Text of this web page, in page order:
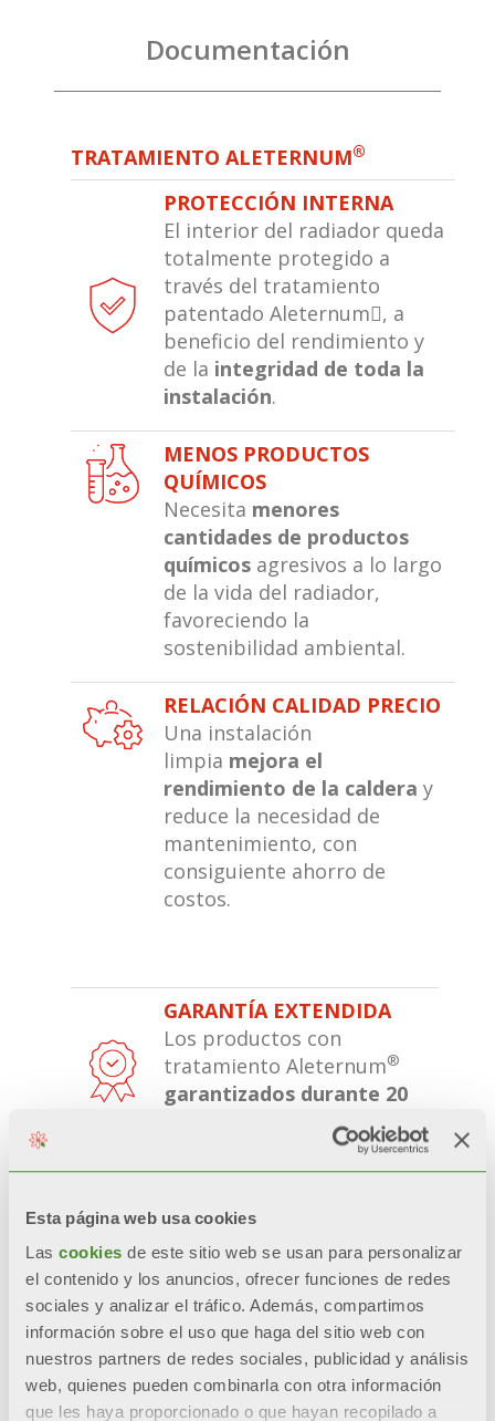
Esta página web usa cookies
Las cookies de este sitio web se usan para personalizar
el contenido y los anuncios, ofrecer funciones de redes
sociales y analizar el tráfico. Además, compartimos
información sobre el uso que haga del sitio web con
nuestros partners de redes sociales, publicidad y análisis
web, quienes pueden combinarla con otra información
que les haya proporcionado o que hayan recopilado a
Documentación
TRATAMIENTO ALETERNUM®
PROTECCIÓN INTERNA
El interior del radiador queda
totalmente protegido a
través del tratamiento
patentado Aleternum, a
beneficio del rendimiento y
de la integridad de toda la
instalación.
MENOS PRODUCTOS
QUÍMICOS
Necesita menores
cantidades de productos
químicos agresivos a lo largo
de la vida del radiador,
favoreciendo la
sostenibilidad ambiental.
RELACIÓN CALIDAD PRECIO
Una instalación
limpia mejora el
rendimiento de la caldera y
reduce la necesidad de
mantenimiento, con
consiguiente ahorro de
costos.
GARANTÍA EXTENDIDA
Los productos con
tratamiento Aleternum®
garantizados durante 20
ESTÉTICA INALTERABLE
Estética, brillo y color se
tiempogracias a pre-
tratamientos y a la doble
pintura por anaforesi y
polvos.
RESISTENCIA CERTIFICADA